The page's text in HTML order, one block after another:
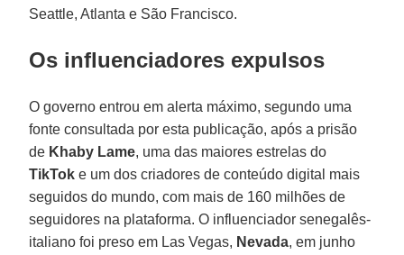
Seattle, Atlanta e São Francisco.
Os influenciadores expulsos
O governo entrou em alerta máximo, segundo uma
fonte consultada por esta publicação, após a prisão
de Khaby Lame, uma das maiores estrelas do
TikTok e um dos criadores de conteúdo digital mais
seguidos do mundo, com mais de 160 milhões de
seguidores na plataforma. O influenciador senegalês-
italiano foi preso em Las Vegas, Nevada, em junho